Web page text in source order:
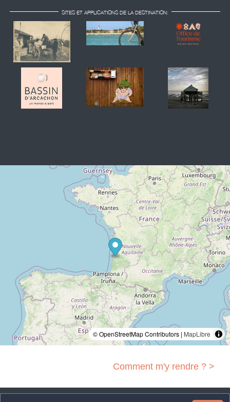
SITES ET APPLICATIONS DE LA DESTINATION:
© OpenStreetMap Contributors | MapLibre
Comment m'y rendre ? >